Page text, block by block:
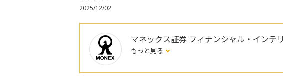
2025/12/02
マネックス証券 フィナンシャル・インテ
もっと見る